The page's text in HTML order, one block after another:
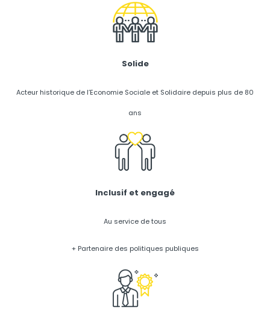
Solide
Acteur historique de l’Economie Sociale et Solidaire depuis plus de 80
ans
Inclusif et engagé
Au service de tous
+ Partenaire des politiques publiques